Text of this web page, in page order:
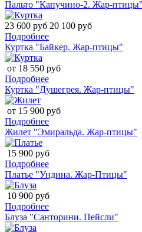
Пальто "Капучино-2. Жар-птицы"
23 600 руб 20 100 руб
Подробнее
Куртка "Байкер. Жар-птицы"
от 18 550 руб
Подробнее
Куртка "Душегрея. Жар-птицы"
от 15 900 руб
Подробнее
Жилет "Эмиральда. Жар-птицы"
15 900 руб
Подробнее
Платье "Ундина. Жар-Птицы"
10 900 руб
Подробнее
Блуза "Санторини. Пейсли"